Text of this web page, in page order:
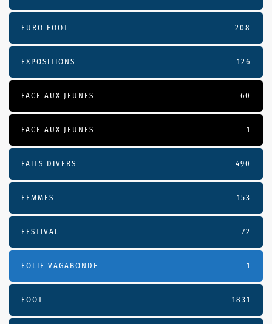
EURO FOOT 208
EXPOSITIONS 126
FACE AUX JEUNES 60
FACE AUX JEUNES 1
FAITS DIVERS 490
FEMMES 153
FESTIVAL 72
FOLIE VAGABONDE 1
FOOT 1831